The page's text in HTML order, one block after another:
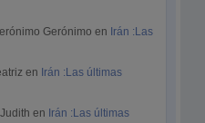
Gerónimo en Irán :Las
en Irán :Las últimas
en Irán :Las últimas